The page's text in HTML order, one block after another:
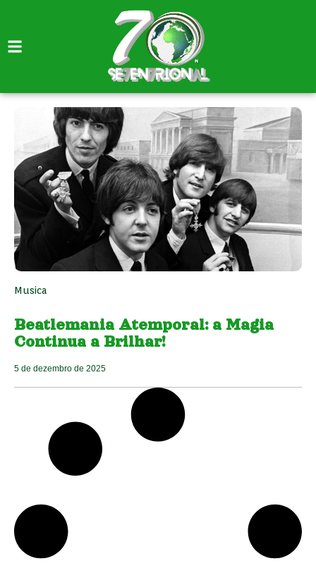
Musica
Beatlemania Atemporal: a Magia
Continua a Brilhar!
5 de dezembro de 2025